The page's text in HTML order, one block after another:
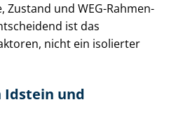
Zustand und WEG-Rah­men­
ist das
nicht ein isolierter
Idstein und